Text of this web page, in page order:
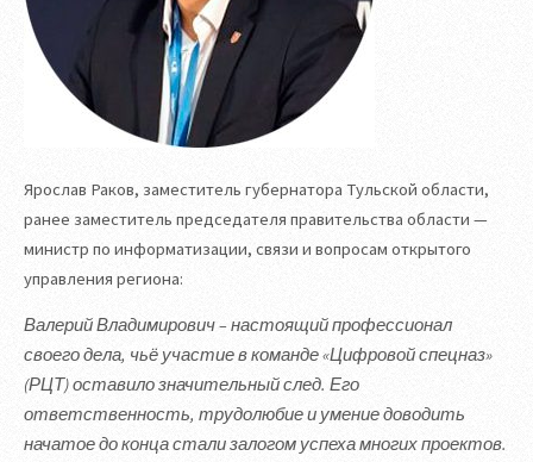
Ярослав Раков, заместитель губернатора Тульской области,
ранее заместитель председателя правительства области —
министр по информатизации, связи и вопросам открытого
управления региона:
Валерий Владимирович – настоящий профессионал
своего дела, чьё участие в команде «Цифровой спецназ»
(РЦТ) оставило значительный след. Его
ответственность, трудолюбие и умение доводить
начатое до конца стали залогом успеха многих проектов.